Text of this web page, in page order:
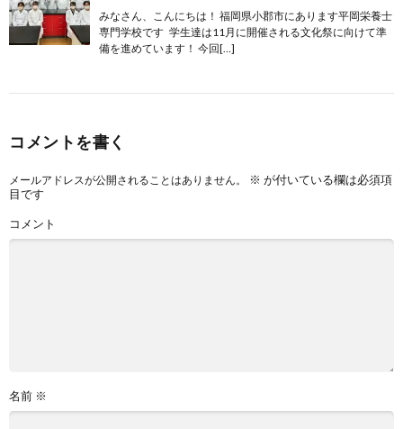
みなさん、こんにちは！ 福岡県小郡市にあります平岡栄養士
専門学校です 学生達は11月に開催される文化祭に向けて準
備を進めています！ 今回[…]
コメントを書く
メールアドレスが公開されることはありません。 ※ が付いている欄は必須項
目です
コメント
名前 ※